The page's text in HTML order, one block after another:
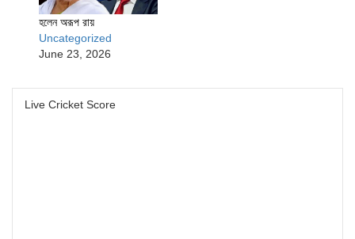
হলেন অরূপ রায়
Uncategorized
June 23, 2026
Live Cricket Score